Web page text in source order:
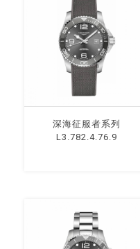
深海征服者系列
L3.782.4.76.9